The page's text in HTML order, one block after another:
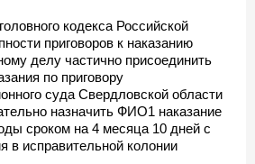
кодекса Российской
приговоров к наказанию
делу частично присоединить
по приговору
суда Свердловской области
назначить ФИО1 наказание
сроком на 4 месяца 10 дней с
в исправительной колонии